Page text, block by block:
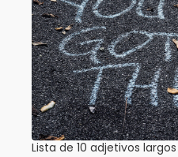
Lista de 10 adjetivos